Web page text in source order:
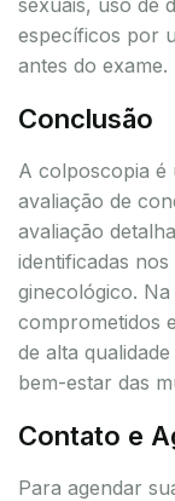
específicos por
antes do exame.
Conclusão
A colposcopia é
avaliação de
avaliação
identificadas
ginecológico.
comprometidos
de alta
bem-estar das
Contato e
Para agendar